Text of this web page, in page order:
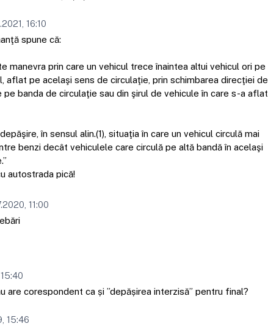
16:10
spune că:
manevra prin care un vehicul trece înaintea altui vehicul ori pe
aflat pe acelaşi sens de circulaţie, prin schimbarea direcţiei de
pe banda de circulaţie sau din şirul de vehicule în care s-a aflat
în sensul alin.(1), situaţia în care un vehicul circulă mai
benzi decât vehiculele care circulă pe altă bandă în acelaşi
autostrada pică!
11:00
are corespondent ca și ”depășirea interzisă” pentru final?
15:46